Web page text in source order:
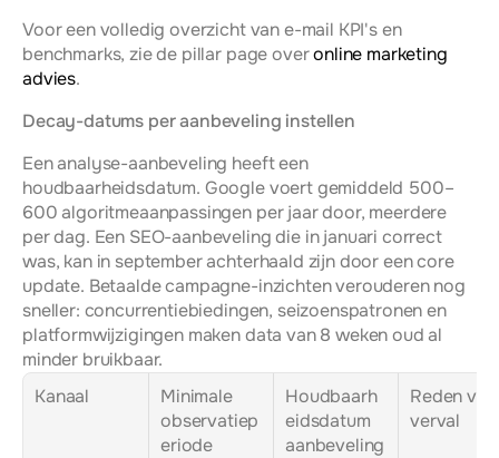
Voor een volledig overzicht van e-mail KPI's en
benchmarks, zie de pillar page over online marketing
advies.
Decay-datums per aanbeveling instellen
Een analyse-aanbeveling heeft een
houdbaarheidsdatum. Google voert gemiddeld 500–
600 algoritmeaanpassingen per jaar door, meerdere
per dag. Een SEO-aanbeveling die in januari correct
was, kan in september achterhaald zijn door een core
update. Betaalde campagne-inzichten verouderen nog
sneller: concurrentiebiedingen, seizoenspatronen en
platformwijzigingen maken data van 8 weken oud al
minder bruikbaar.
Kanaal
Minimale
observatiep
eriode
Houdbaarh
eidsdatum
aanbeveling
Reden
verval